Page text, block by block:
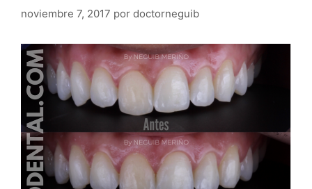
noviembre 7, 2017 por doctorneguib